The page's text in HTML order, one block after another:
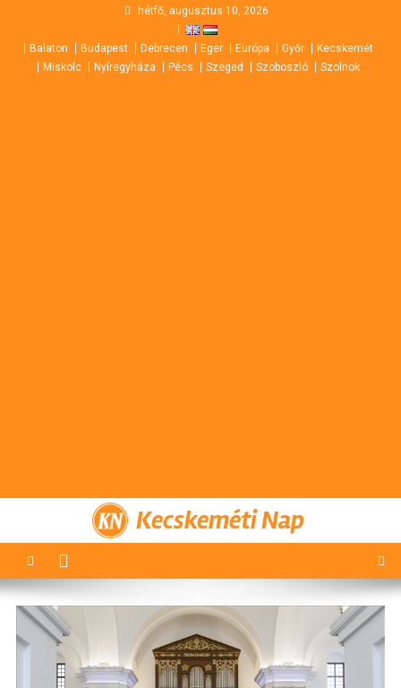
content
hétfő, augusztus 10, 2026
Balaton Budapest Debrecen Eger Európa Győr
Kecskemét
Miskolc
Nyíregyháza Pécs Szeged Szoboszló Szolnok
Kecskeméti Nap